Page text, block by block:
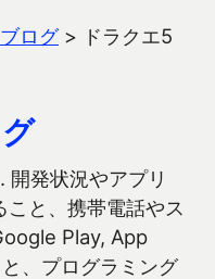
ログ> ドラクエ5
発状況やアプリ
こと、携帯電話やス
Play, App
、プログラミング